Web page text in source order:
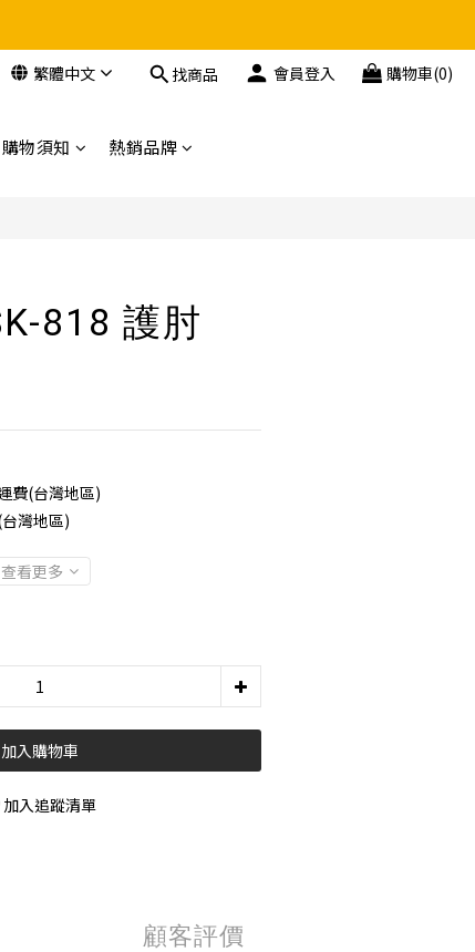
繁體中文 找商品 會員登入 購物車(0)
購物須知 熱銷品牌
818 護肘
費(台灣地區)
灣地區)
查看更多
加入購物車
加入追蹤清單
顧客評價